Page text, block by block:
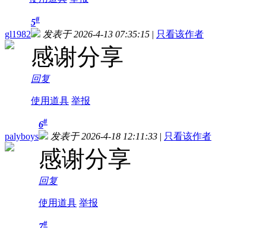
gl1982
5#
发表于 2026-4-13 07:35:15 | 只看该作者
感谢分享
回复
使用道具 举报
palyboys
6#
发表于 2026-4-18 12:11:33 | 只看该作者
感谢分享
回复
使用道具 举报
#